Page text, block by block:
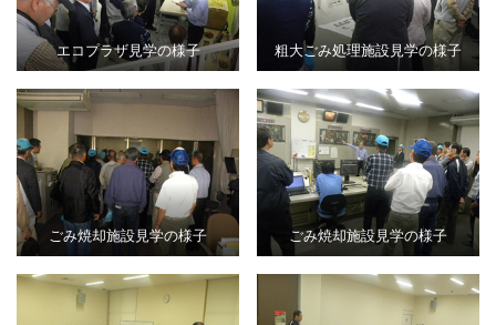
エコプラザ見学の様子 粗大ごみ処理施設見学の様子
ごみ焼却施設見学の様子 ごみ焼却施設見学の様子